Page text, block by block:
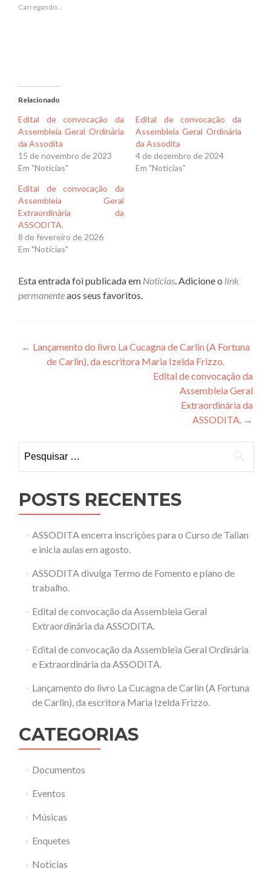
Carregando...
Relacionado
Edital de convocação da
Assembleia Geral Ordinária
da Assodita
15 de novembro de 2023
Em "Notícias"
Edital de convocação da
Assembleia Geral Ordinária
da Assodita
4 de dezembro de 2024
Em "Notícias"
Edital de convocação da
Assembleia Geral
Extraordinária da
ASSODITA.
8 de fevereiro de 2026
Em "Notícias"
Esta entrada foi publicada em Notícias. Adicione o link
permanenteaos seus favoritos.
Navegação
← Lançamento do livro La Cucagna de Carlin (A Fortuna
de Carlin), da escritora Maria Izelda Frizzo.
Edital de convocação da
Assembleia Geral
Extraordinária da
ASSODITA. →
por:
POSTS RECENTES
ASSODITA encerra inscrições para o Curso de Talian
e inicia aulas em agosto.
ASSODITA divulga Termo de Fomento e plano de
trabalho.
Edital de convocação da Assembleia Geral
Extraordinária da ASSODITA.
Edital de convocação da Assembleia Geral Ordinária
e Extraordinária da ASSODITA.
Lançamento do livro La Cucagna de Carlin (A Fortuna
de Carlin), da escritora Maria Izelda Frizzo.
CATEGORIAS
Documentos
Eventos
Músicas
Enquetes
Notícias